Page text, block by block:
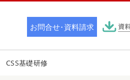
CSS基礎研修